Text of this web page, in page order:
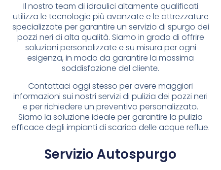
Il nostro team di idraulici altamente qualificati
utilizza le tecnologie più avanzate e le attrezzature
specializzate per garantire un servizio di spurgo dei
pozzi neri di alta qualità. Siamo in grado di offrire
soluzioni personalizzate e su misura per ogni
esigenza, in modo da garantire la massima
soddisfazione del cliente.
Contattaci oggi stesso per avere maggiori
informazioni sui nostri servizi di pulizia dei pozzi neri
e per richiedere un preventivo personalizzato.
Siamo la soluzione ideale per garantire la pulizia
efficace degli impianti di scarico delle acque reflue.
Servizio Autospurgo